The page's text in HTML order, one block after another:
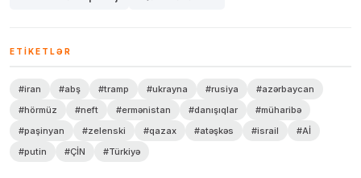
ETIKETLƏR
#iran #abş #tramp #ukrayna #rusiya
#azərbaycan
#hörmüz
#neft #ermənistan #danışıqlar
#müharibə
#paşinyan
#zelenski #qazax #atəşkəs #israil
#Aİ
#putin
#ÇİN #Türkiyə